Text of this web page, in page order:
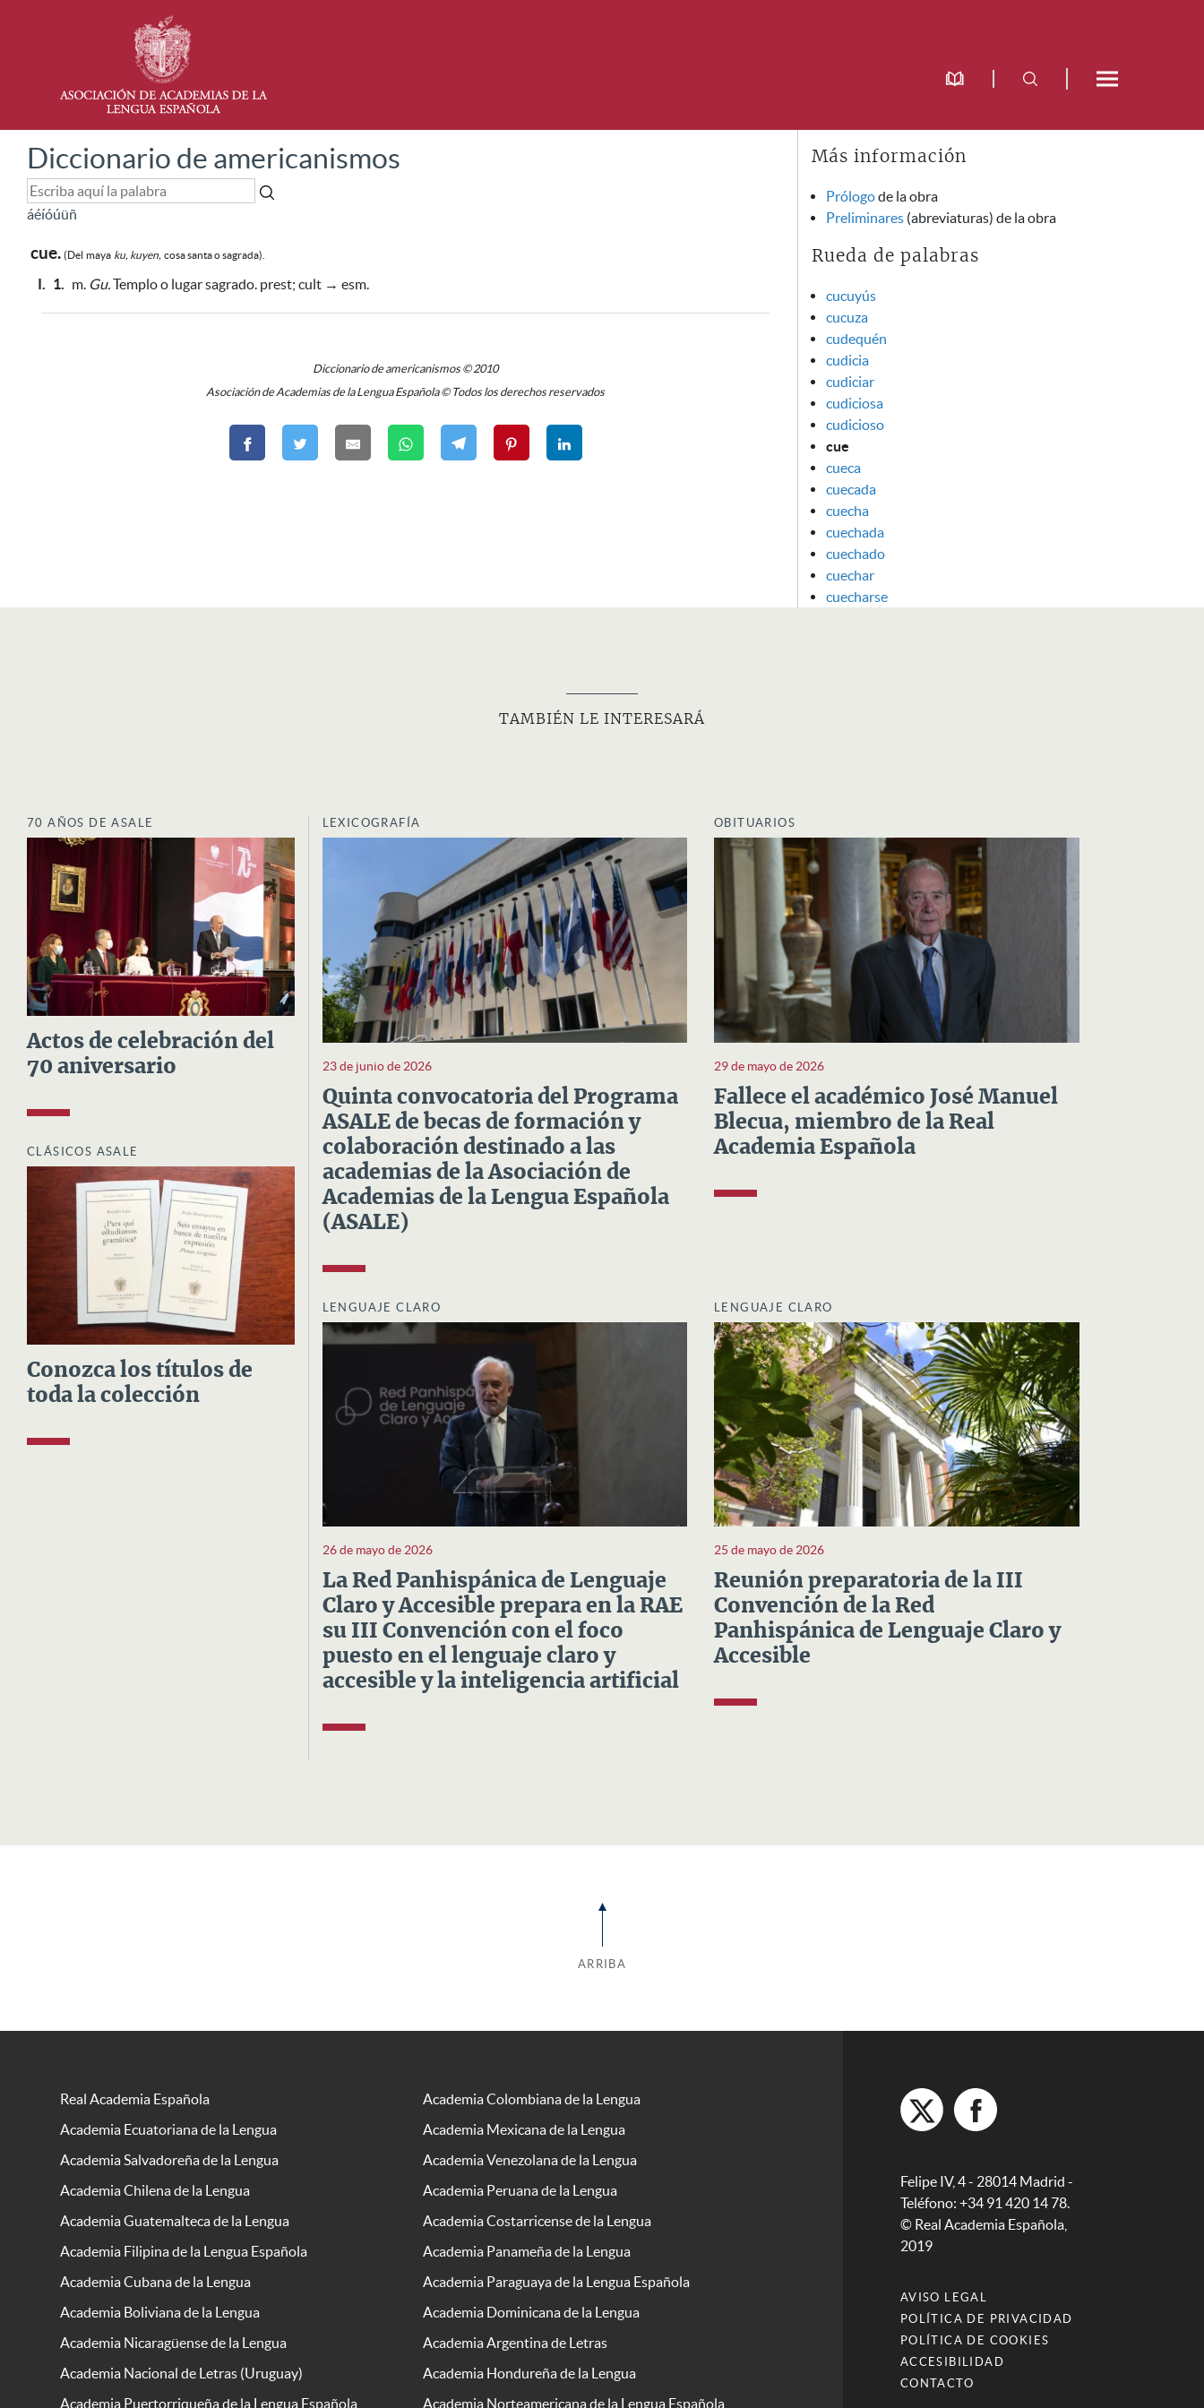
Diccionario de americanismos
áéíóúüñ
cue. (Del maya ku, kuyen, cosa santa o sagrada).
I. 1. m. Gu.Templo o lugar sagrado. prest; cult → esm.
Diccionario de americanismos © 2010
Asociación de Academias de la Lengua Española © Todos los derechos reservados
Más información
Prólogode la obra
Preliminares (abreviaturas) de la obra
Rueda de palabras
cucuyús
cucuza
cudequén
cudicia
cudiciar
cudiciosa
cudicioso
cue
cueca
cuecada
cuecha
cuechada
cuechado
cuechar
cuecharse
TAMBIÉN LE INTERESARÁ
70 AÑOS DE ASALE
Actos de celebración del
70 aniversario
CLÁSICOS ASALE
Conozca los títulos de
toda la colección
LEXICOGRAFÍA
23 de junio de 2026
Quinta convocatoria del Programa
ASALE de becas de formación y
colaboración destinado a las
academias de la Asociación de
Academias de la Lengua Española
(ASALE)
OBITUARIOS
29 de mayo de 2026
Fallece el académico José Manuel
Blecua, miembro de la Real
Academia Española
LENGUAJE CLARO
26 de mayo de 2026
La Red Panhispánica de Lenguaje
Claro y Accesible prepara en la RAE
su III Convención con el foco
puesto en el lenguaje claro y
accesible y la inteligencia artificial
LENGUAJE CLARO
25 de mayo de 2026
Reunión preparatoria de la III
Convención de la Red
Panhispánica de Lenguaje Claro y
Accesible
ARRIBA
Real Academia Española
Academia Colombiana de la Lengua
Academia Ecuatoriana de la Lengua
Academia Mexicana de la Lengua
Academia Salvadoreña de la Lengua
Academia Venezolana de la Lengua
Academia Chilena de la Lengua
Academia Peruana de la Lengua
Academia Guatemalteca de la Lengua
Academia Costarricense de la Lengua
Academia Filipina de la Lengua Española
Academia Panameña de la Lengua
Academia Cubana de la Lengua
Academia Paraguaya de la Lengua Española
Academia Boliviana de la Lengua
Academia Dominicana de la Lengua
Academia Nicaragüense de la Lengua
Academia Argentina de Letras
Academia Nacional de Letras (Uruguay)
Academia Hondureña de la Lengua
Academia Puertorriqueña de la Lengua Española
Academia Norteamericana de la Lengua Española
Felipe IV, 4 - 28014 Madrid -
Teléfono: +34 91 420 14 78.
© Real Academia Española,
2019
AVISO LEGAL
POLÍTICA DE PRIVACIDAD
POLÍTICA DE COOKIES
ACCESIBILIDAD
CONTACTO